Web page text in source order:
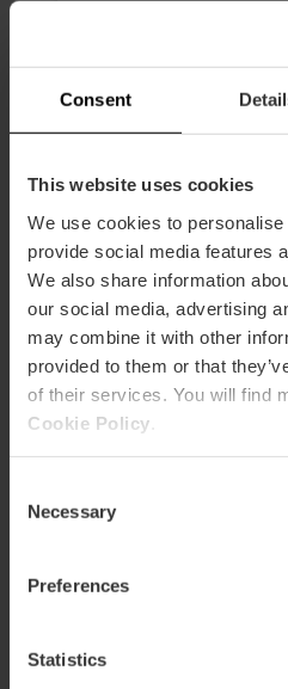
Consent
This website uses cookies
We use cookies to
provide social media features
We also share information
our social media, advertising
may combine it with other
provided to them or that
of their services. You will find
Cookie Policy
Selection
Necessary
Preferences
Statistics
Da39,00 €
Vivi la Paella
cucinare come da